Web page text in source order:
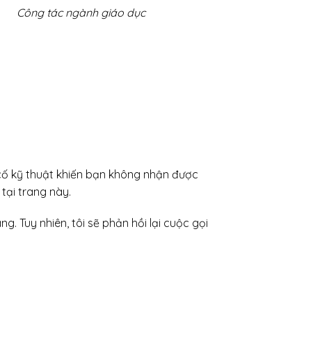
Công tác ngành giáo dục
kỹ thuật khiến bạn không nhận được
tại trang này.
Tuy nhiên, tôi sẽ phản hồi lại cuộc gọi